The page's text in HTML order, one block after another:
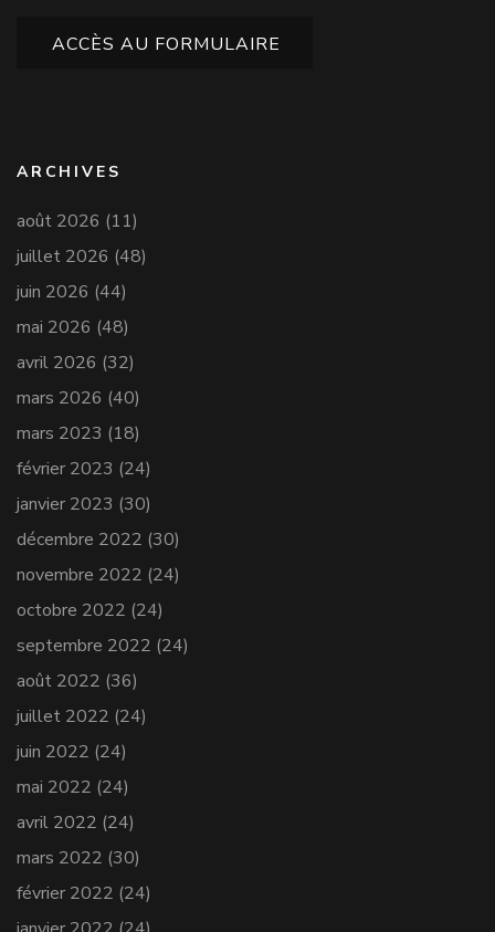
ACCÈS AU FORMULAIRE
ARCHIVES
août 2026 (11)
juillet 2026 (48)
juin 2026 (44)
mai 2026 (48)
avril 2026 (32)
mars 2026 (40)
mars 2023 (18)
février 2023 (24)
janvier 2023 (30)
décembre 2022 (30)
novembre 2022 (24)
octobre 2022 (24)
septembre 2022 (24)
août 2022 (36)
juillet 2022 (24)
juin 2022 (24)
mai 2022 (24)
avril 2022 (24)
mars 2022 (30)
février 2022 (24)